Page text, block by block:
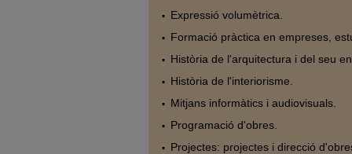
Expressió volumètrica.
Formació pràctica en empreses,
Història de l'arquitectura i del seu
Història de l'interiorisme.
Mitjans informàtics i audiovisuals.
Programació d'obres.
Projectes: projectes i direcció